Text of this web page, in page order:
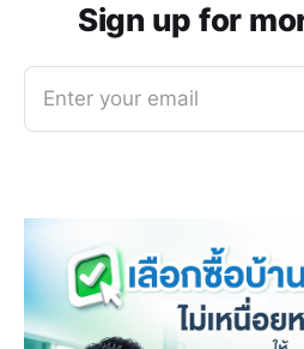
Sign up for
Enter your email